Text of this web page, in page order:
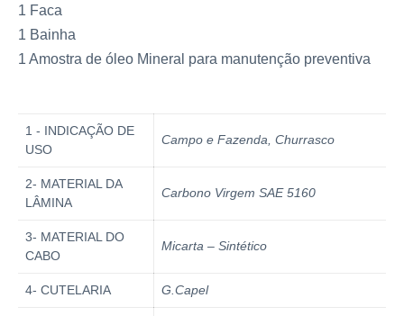
1 Faca
1 Bainha
1 Amostra de óleo Mineral para manutenção preventiva
1 - INDICAÇÃO DE
USO
Campo e Fazenda, Churrasco
2- MATERIAL DA
LÂMINA
Carbono Virgem SAE 5160
3- MATERIAL DO
CABO
Micarta – Sintético
4- CUTELARIA G.Capel